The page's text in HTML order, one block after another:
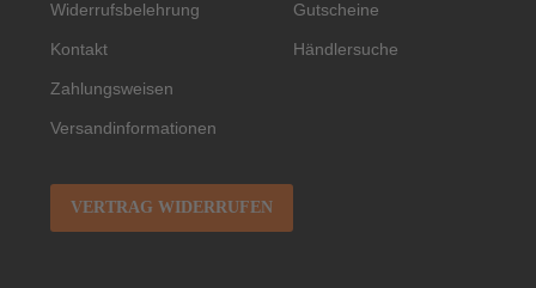
Widerrufsbelehrung
Kontakt
Zahlungsweisen
Versandinformationen
VERTRAG WIDERRUFEN
Gutscheine
Händlersuche